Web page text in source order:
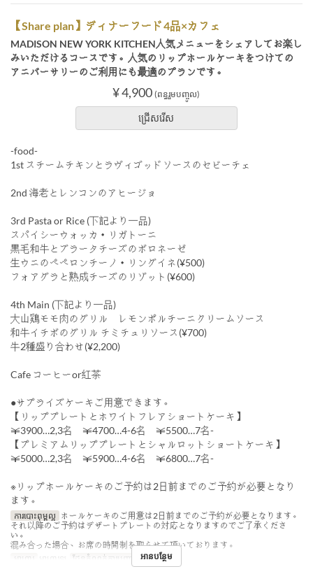
【Share plan】ディナーフード4品×カフェ
MADISON NEW YORK KITCHEN人気メニューをシェアしてお楽し
みいただけるコースです。人気のリップホールケーキをつけての
アニバーサリーのご利用にも最適のプランです。
¥ 4,900 (ពន្ធរួមបញ្ចូល)
ជ្រើសរើស
-food-
1st スチームチキンとラヴィゴッドソースのセビーチェ
2nd 海老とレンコンのアヒージョ
3rd Pasta or Rice (下記より一品)
スパイシーウォッカ・リガトーニ
黒毛和牛とブラータチーズのボロネーゼ
生ウニのペペロンチーノ・リングイネ(¥500)
フォアグラと熟成チーズのリゾット(¥600)
4th Main (下記より一品)
大山鶏モモ肉のグリル レモンポルチーニクリームソース
和牛イチボのグリル チミチュリソース(¥700)
牛2種盛り合わせ(¥2,200)
Cafe コーヒーor紅茶
●サプライズケーキご用意できます。
【リッププレートとホワイトフレアショートケーキ】
￥3900…2,3名 ￥4700…4-6名 ￥5500…7名-
【プレミアムリッププレートとシャルロットショートケーキ】
￥5000…2,3名 ￥5900…4-6名 ￥6800…7名-
※リップホールケーキのご予約は2日前までのご予約が必要となり
ます。
ការបោះពុម្ពល្អ ホールケーキのご用意は2日前までのご予約が必要となります。
それ以降のご予約はデザートプレートの対応となりますのでご了承くださ
い。
混み合った場合、お席の時間制を取らせて頂いております。
អាហារ
អាហារឡ ដែនកំណត់ការបញ្ជាទិញ 2 ~ 8
អានបន្ថែម